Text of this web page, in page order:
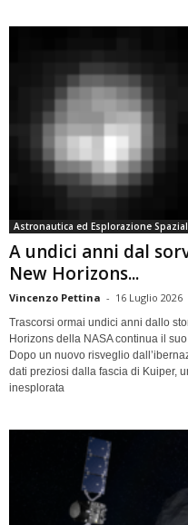
Astronautica ed Esplorazione
A undici anni dal
New Horizons...
Vincenzo Pettina - 16 Luglio 2026
Trascorsi ormai undici anni dallo
Horizons della NASA continua il
Dopo un nuovo risveglio
dati preziosi dalla fascia di Kuiper,
inesplorata